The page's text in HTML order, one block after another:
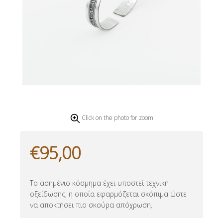
Click on the photo for zoom
€95,00
Το ασημένιο κόσμημα έχει υποστεί τεχνική
οξείδωσης, η οποία εφαρμόζεται σκόπιμα ώστε
να αποκτήσει πιο σκούρα απόχρωση.